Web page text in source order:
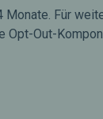
Für
Out-